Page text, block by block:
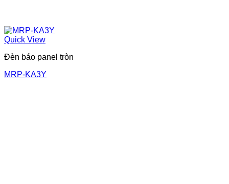
Quick View
Đèn báo panel tròn
MRP-KA3Y